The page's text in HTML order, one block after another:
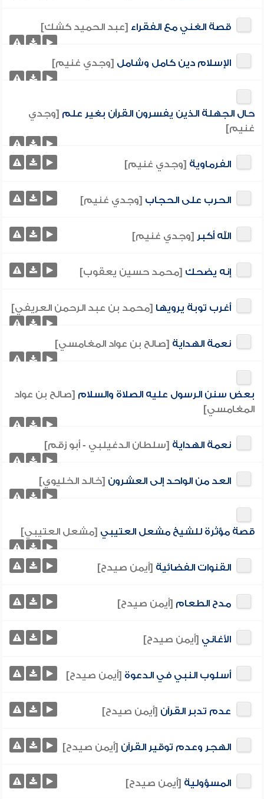
قصة الغني مع الفقراء [عبد الحميد كشك]
الإسلام دين كامل وشامل [وجدي غنيم]
حال الجهلة الذين يفسرون القرآن بغير علم [وجدي
غنيم]
الفرماوية [وجدي غنيم]
الحرب على الحجاب [وجدي غنيم]
الله أكبر [وجدي غنيم]
إنه يضحك [محمد حسين يعقوب]
أغرب توبة يرويها [محمد بن عبد الرحمن العريفي]
نعمة الهداية [صالح بن عواد المغامسي]
بعض سنن الرسول عليه الصلاة والسلام [صالح بن عواد
المغامسي]
نعمة الهداية [سلطان الدغيلبي - أبو زقم]
العد من الواحد إلى العشرون [خالد الخليوي]
قصة مؤثرة للشيخ مشعل العتيبي [مشعل العتيبي]
القنوات الفضائية [أيمن صيدح]
مدح الطعام [أيمن صيدح]
الأغاني [أيمن صيدح]
أسلوب النبي في الدعوة [أيمن صيدح]
عدم تدبر القرآن [أيمن صيدح]
الهجر وعدم توقير القرآن [أيمن صيدح]
المسؤولية [أيمن صيدح]